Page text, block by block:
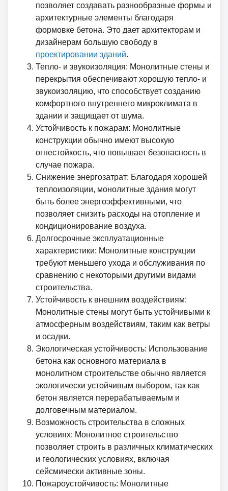
позволяет создавать разнообразные формы и
архитектурные элементы благодаря
формовке бетона. Это дает архитекторам и
дизайнерам большую свободу в
проектировании зданий.
Тепло- и звукоизоляция: Монолитные стены и
перекрытия обеспечивают хорошую тепло- и
звукоизоляцию, что способствует созданию
комфортного внутреннего микроклимата в
здании и защищает от шума.
Устойчивость к пожарам: Монолитные
конструкции обычно имеют высокую
огнестойкость, что повышает безопасность в
случае пожара.
Снижение энергозатрат: Благодаря хорошей
теплоизоляции, монолитные здания могут
быть более энергоэффективными, что
позволяет снизить расходы на отопление и
кондиционирование воздуха.
Долгосрочные эксплуатационные
характеристики: Монолитные конструкции
требуют меньшего ухода и обслуживания по
сравнению с некоторыми другими видами
строительства.
Устойчивость к внешним воздействиям:
Монолитные стены могут быть устойчивыми к
атмосферным воздействиям, таким как ветры
и осадки.
Экологическая устойчивость: Использование
бетона как основного материала в
монолитном строительстве обычно является
экологически устойчивым выбором, так как
бетон является перерабатываемым и
долговечным материалом.
Возможность строительства в сложных
условиях: Монолитное строительство
позволяет строить в различных климатических
и геологических условиях, включая
сейсмически активные зоны.
Пожароустойчивость: Монолитные